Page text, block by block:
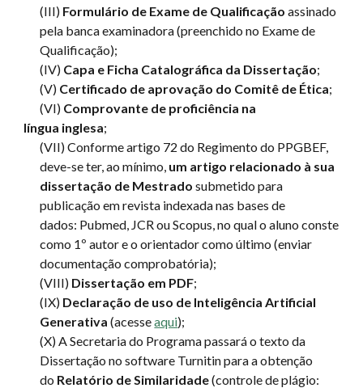
(III) Formulário de Exame de Qualificação assinado
pela bancaexaminadora (preenchido no Exame de
Qualificação);
(IV) Capa e Ficha Catalográfica da Dissertação;
(V) Certificado de aprovação do Comitê de Ética;
(VI) Comprovante de proficiência na
língua inglesa;
(VII) Conforme artigo 72do Regimento do PPGBEF,
deve-se ter, ao mínimo, um artigo relacionado à sua
dissertação de Mestrado submetido para
publicação em revista indexada nas bases de
dados: Pubmed, JCR ou Scopus, no qual o aluno conste
como 1º autor e o orientador como último (enviar
documentação comprobatória);
(VIII) Dissertação em PDF;
(IX) Declaração de uso de Inteligência Artificial
Generativa (acesseaqui);
(X)A Secretaria do Programa passará o texto da
Dissertação no software Turnitin para a obtenção
do Relatório de Similaridade(controle de plágio: